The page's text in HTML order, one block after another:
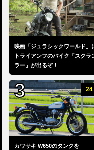
映画「ジュラシックワールド」
トライアンフのバイク「スクラ
ラー」が出るぞ！
24
カワサキ W650のタンクを